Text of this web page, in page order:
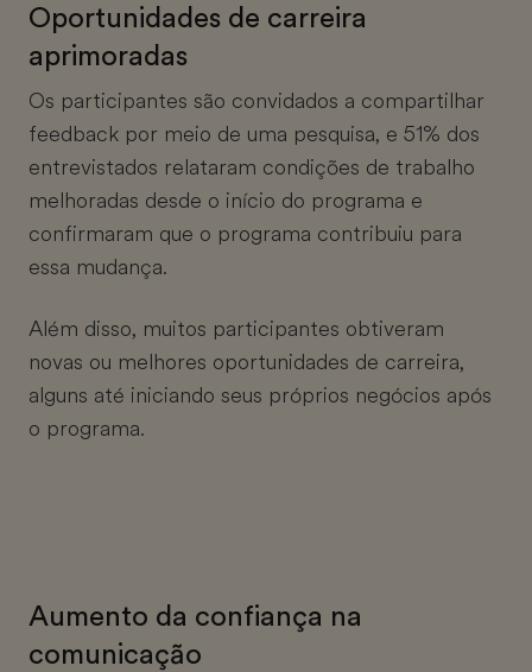
Oportunidades de carreira
aprimoradas
Os participantes são convidados a compartilhar
feedback por meio de uma pesquisa, e 51% dos
entrevistados relataram condições de trabalho
melhoradas desde o início do programa e
confirmaram que o programa contribuiu para
essa mudança.
Além disso, muitos participantes obtiveram
novas ou melhores oportunidades de carreira,
alguns até iniciando seus próprios negócios após
o programa.
Aumento da confiança na
comunicação